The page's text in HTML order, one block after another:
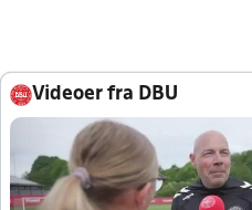
Videoer fra DBU